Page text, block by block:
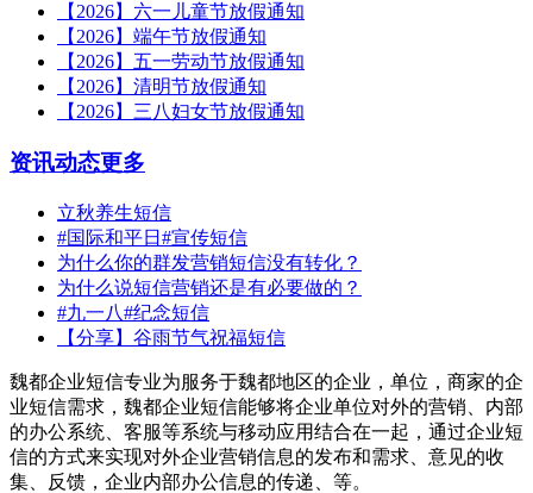
【2026】六一儿童节放假通知
【2026】端午节放假通知
【2026】五一劳动节放假通知
【2026】清明节放假通知
【2026】三八妇女节放假通知
资讯动态更多
立秋养生短信
#国际和平日#宣传短信
为什么你的群发营销短信没有转化？
为什么说短信营销还是有必要做的？
#九一八#纪念短信
【分享】谷雨节气祝福短信
魏都企业短信专业为服务于魏都地区的企业，单位，商家的企
业短信需求，魏都企业短信能够将企业单位对外的营销、内部
的办公系统、客服等系统与移动应用结合在一起，通过企业短
信的方式来实现对外企业营销信息的发布和需求、意见的收
集、反馈，企业内部办公信息的传递、等。